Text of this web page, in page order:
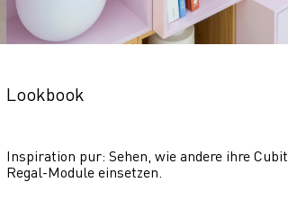
Lookbook
Inspiration pur: Sehen, wie andere ihre Cubit
Regal-Module einsetzen.